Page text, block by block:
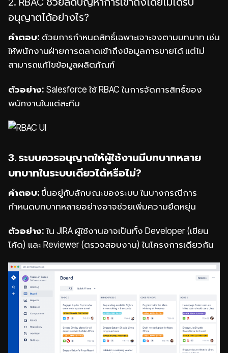
อนุญาตได้อย่างไร?
คำตอบ: ด้วยการกำหนดสิทธิ์เฉพาะเจาะจงตามบทบาท เช่น
ให้พนักงานฝ่ายการตลาดเข้าถึงข้อมูลการขายได้ แต่ไม่
สามารถแก้ไขข้อมูลผลิตภัณฑ์
ตัวอย่าง: Salesforce ใช้ RBAC ในการจัดการสิทธิ์ของ
พนักงานในแต่ละทีม
3. ระบบควรอนุญาตให้ผู้ใช้งานมีบทบาทหลาย
บทบาทในระบบเดียวได้หรือไม่?
คำตอบ: ขึ้นอยู่กับลักษณะของระบบ ในบางกรณีการ
กำหนดบทบาทหลายอย่างอาจช่วยเพิ่มความยืดหยุ่น
ตัวอย่าง:ใน JIRA ผู้ใช้งานอาจเป็นทั้ง Developer (เขียน
โค้ด) และ Reviewer (ตรวจสอบงาน) ในโครงการเดียวกัน